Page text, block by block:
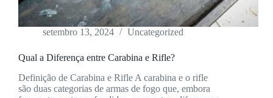
setembro 13, 2024 Uncategorized
Qual a Diferença entre Carabina e Rifle?
Definição de Carabina e Rifle A carabina e o rifle
são duas categorias de armas de fogo que, embora